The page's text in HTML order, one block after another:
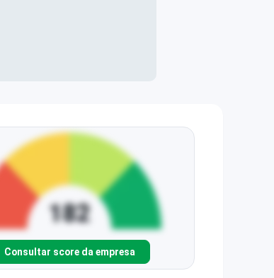
Consultar score da empresa